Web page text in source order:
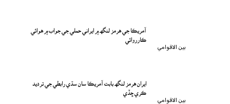
بين الاقوامي
آمريڪا جي هرمز لنگهه ۾ ايراني حملي جي جواب ۾ هوائي
بين الاقوامي
ايران هرمز لنگهه بابت آمريڪا سان سڌي رابطي جي ترديد
ڪري ڇڏي